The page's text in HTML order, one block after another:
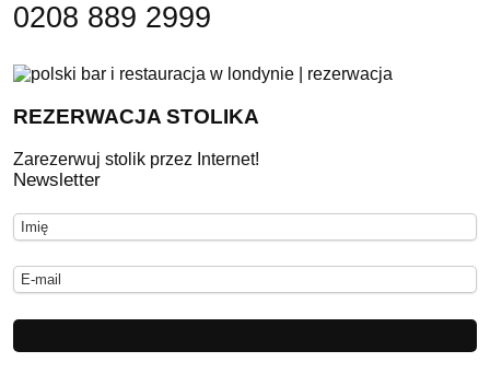
0208 889 2999
REZERWACJA STOLIKA
Zarezerwuj stolik przez Internet!
Newsletter